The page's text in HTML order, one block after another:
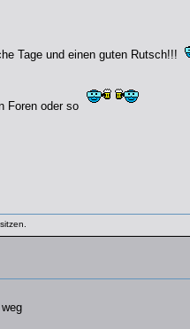
Tage und einen guten Rutsch!!!
Foren oder so